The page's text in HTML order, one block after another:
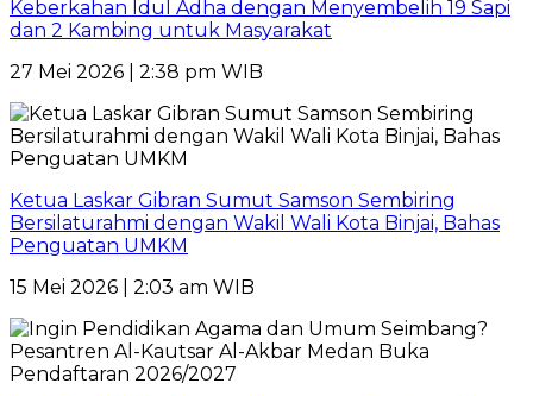
Keberkahan Idul Adha dengan Menyembelih 19 Sapi
dan 2 Kambing untuk Masyarakat
27 Mei 2026 | 2:38 pm WIB
Ketua Laskar Gibran Sumut Samson Sembiring
Bersilaturahmi dengan Wakil Wali Kota Binjai, Bahas
Penguatan UMKM
15 Mei 2026 | 2:03 am WIB